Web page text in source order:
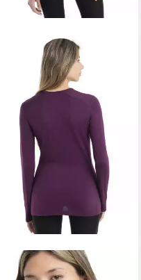
ICEBREAKERLangarmshirt